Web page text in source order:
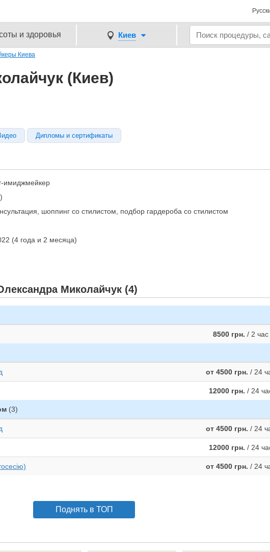
и здоровья Киев
Киева
(Киев)
Дипломы и сертификаты
имиджмейкер
шоппинг со стилистом, подбор гардероба со стилистом
(4 года и 2 месяца)
Миколайчук (4)
8500 грн. / 2 час
от 4500 грн. / 24
12000 грн. / 24
(3)
от 4500 грн. / 24
12000 грн. / 24
от 4500 грн. / 24
Поднять в ТОП